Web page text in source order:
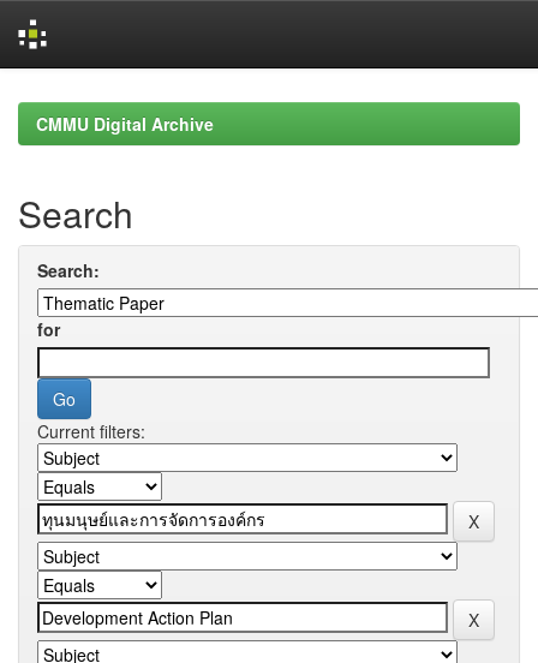
navigationCMMU Digital Archive
Search
Search:
for
Current filters: